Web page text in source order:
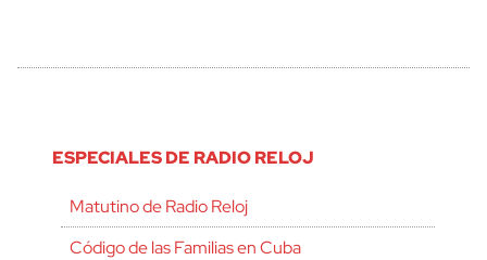
ESPECIALES DE RADIO RELOJ
Matutino de Radio Reloj
Código de las Familias en Cuba